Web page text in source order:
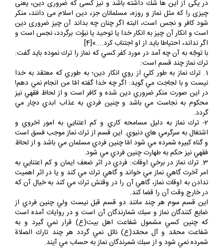
محمدبن‌عبدالله(صلّى الله عليه وآله) را قبول نداشته باشد. هم چنين اگر
در يكى از اين ها شك داشته باشد و نيز كسى كه ضرورى دين، يعنى
چيزى را كه مثل نماز و روزه، مسلمانان جزء دين اسلام مى دانند، منكر
شود كافر و نجس است، البته اگر چنان چه بداند آن چيز ضرورى دين
است و انكار آن چيز به انكار خدا يا توحيد يا نبوّت برگردد، نجس است و
اگر نداند، احتياطا بايد از او اجتناب كرد....»[4]
با توجّه به آن چه آمد در مورد كفر كسي كه نماز را ترك نموده بايد گفت:
ترك نماز چند قسم است:
1. ترك نماز به طور كلي از روي انكار دين؛ به طوري كه معتقد به خدا
نيست و با لجاجت مي گويد: اگر چه خدا گفته امّا من انجام نمي دهم!
در اين صورت منكر ضروري دين شده و كافر است و از لحاظ فقهي نيز
محكوم به نجاست مي باشد و چنين فردي به عذاب ابدي دچار مي
گردد.
2- ترك نماز به دليل مسامحه كاري و كم اعتنايي به امور اخروي و
اشتغال به سرگرمي هاي دنيوي. اين قسم از ترك نماز موجب فسق است
و گناه كبيره شمرده مي شود امّا چنين فردي مسلمان مي باشد و از لحاظ
فقهي نيز حكم به طهارت چنين فردي مي شود.
3. ترك نماز در برخي اوقات: فردي در اثر ضعف ايمان و كم اعتنايي به
امر آخرت گاهي نماز مي خواند و گاهي ترك مي كند و يا در اثر اهميت
ندادن به اوقات نماز، گاهي آن را در وقتش ترك مي كند به خيال آن كه
در خارج وقت آن را قضا كند.
اين قسم سوم هر چند مانند دو قسم قبل نيست ولي چنين فردي از
ضايع كنندگان نماز و سبك شمارندگان آن است و در روايات آمده است
كه چنين كسي مشمول شفاعت اهل بيت(ع) قرار نمي گيرد و به
شفاعت محمّد و آل محمّد(ع) نائل نمي گردد هر چند تارك الصلاة